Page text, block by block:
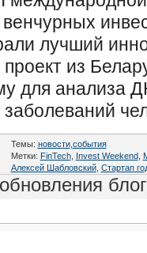
венчурных
лучший
из
для анализа
Темы: новости, события
Метки: FinTech, Invest Weekend,
Алексей Шабловский, Стартап